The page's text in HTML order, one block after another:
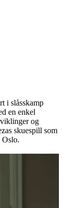
i slåsskamp
en enkel
og
skuespill som
Oslo.